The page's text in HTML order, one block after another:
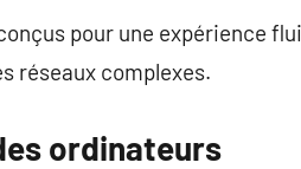
pour une expérience
réseaux complexes.
ordinateurs